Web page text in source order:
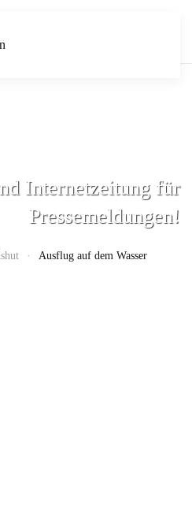
Internetzeitung für
Pressemeldungen!
Ausflug auf dem Wasser